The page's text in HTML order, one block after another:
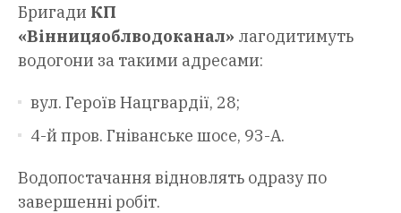
Бригади КП
«Вінницяоблводоканал» лагодитимуть
водогони за такими адресами:
вул. Героїв Нацгвардії, 28;
4-й пров. Гніванське шосе, 93-А.
Водопостачання відновлять одразу по
завершенні робіт.